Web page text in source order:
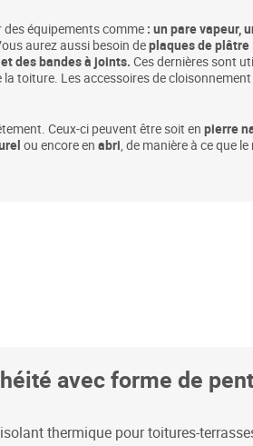
équipements comme : un pare vapeur,
aurez aussi besoin deplaques de plâtre
des bandes à joints. Ces dernières sont
la toiture. Les accessoires de
Ceux-ci peuvent être soit en pierre
ou encore en abri, de manière à ce que
avec forme de
thermique pour toitures-